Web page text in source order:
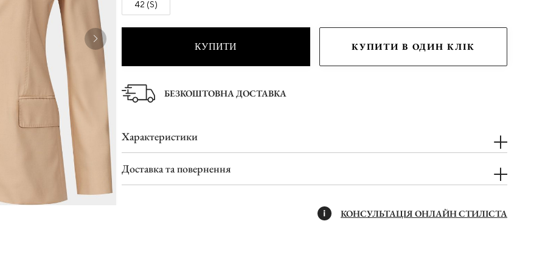
Туфлі
Шльопанці
42 (S)
КУПИТИ КУПИТИ В ОДИН КЛІК
БЕЗКОШТОВНА ДОСТАВКА
Характеристики
Доставка та повернення
КОНСУЛЬТАЦІЯ ОНЛАЙН СТИЛІСТА